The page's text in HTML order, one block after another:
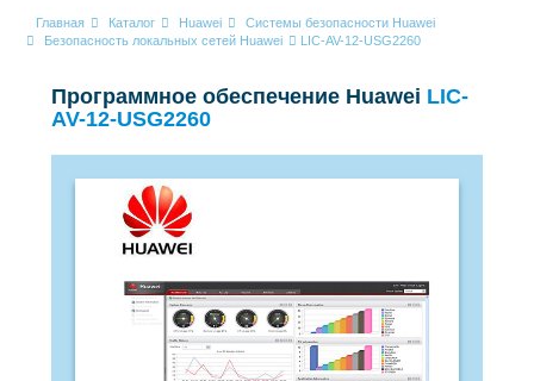
Главная Каталог Huawei
Системы безопасности Huawei
Безопасность локальных сетей Huawei
LIC-AV-12-USG2260
Программное обеспечение Huawei LIC-
AV-12-USG2260